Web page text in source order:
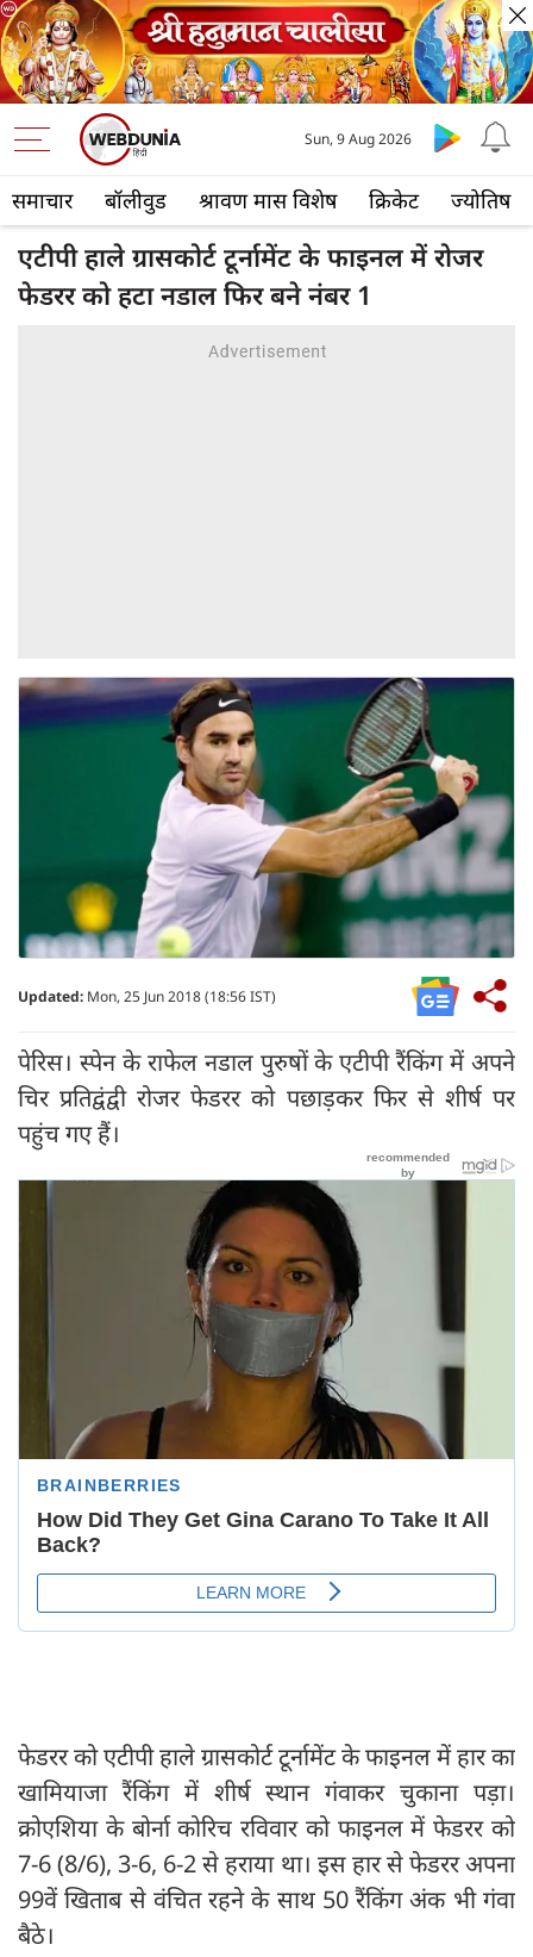
समाचार बॉलीवुड श्रावण मास विशेष क्रिकेट ज्योतिष
Sun, 9 Aug 2026
एटीपी हाले ग्रासकोर्ट टूर्नामेंट के फाइनल में रोजर
फेडरर को हटा नडाल फिर बने नंबर 1
Updated: Mon, 25 Jun 2018 (18:56 IST)
पेरिस। स्पेन के राफेल नडाल पुरुषों के एटीपी रैंकिंग में अपने
चिर प्रतिद्वंद्वी रोजर फेडरर को पछाड़कर फिर से शीर्ष पर
पहुंच गए हैं।
फेडरर को एटीपी हाले ग्रासकोर्ट टूर्नामेंट के फाइनल में हार का
खामियाजा रैंकिंग में शीर्ष स्थान गंवाकर चुकाना पड़ा।
क्रोएशिया के बोर्ना कोरिच रविवार को फाइनल में फेडरर को
7-6 (8/6), 3-6, 6-2 से हराया था। इस हार से फेडरर अपना
99वें खिताब से वंचित रहने के साथ 50 रैंकिंग अंक भी गंवा
बैठे।